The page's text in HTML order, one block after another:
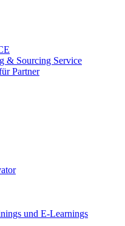
& Sourcing Service
Partner
und E-Learnings